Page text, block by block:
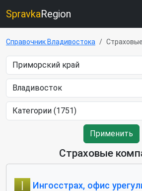
SpravkaRegion
Справочник Владивостока
Применить
Страховые
Ингосстрах, офис